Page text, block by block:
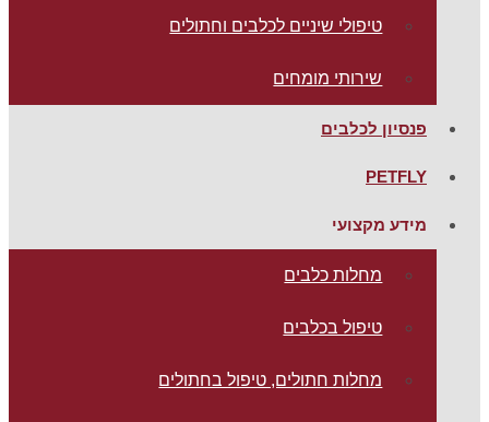
טיפולי שיניים לכלבים וחתולים
שירותי מומחים
פנסיון לכלבים
PETFLY
מידע מקצועי
מחלות כלבים
טיפול בכלבים
מחלות חתולים, טיפול בחתולים